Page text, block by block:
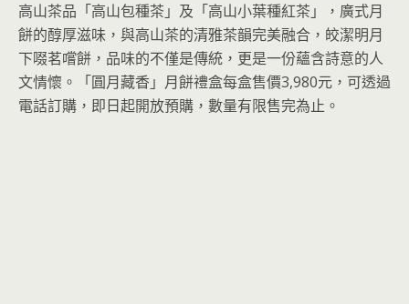
高山茶品「高山包種茶」及「高山小葉種紅茶」，廣式月
餅的醇厚滋味，與高山茶的清雅茶韻完美融合，皎潔明月
下啜茗嚐餅，品味的不僅是傳統，更是一份蘊含詩意的人
文情懷。「圓月藏香」月餅禮盒每盒售價3,980元，可透過
電話訂購，即日起開放預購，數量有限售完為止。